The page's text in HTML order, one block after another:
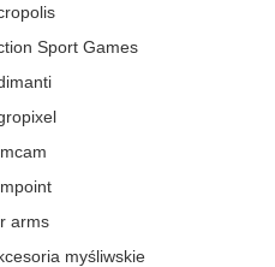
Sport Games
arms
myśliwskie